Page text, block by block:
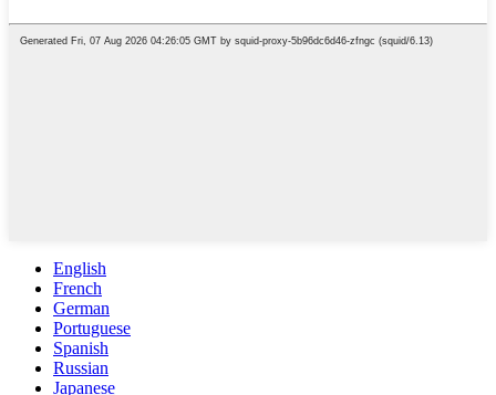
English
French
German
Portuguese
Spanish
Russian
Japanese